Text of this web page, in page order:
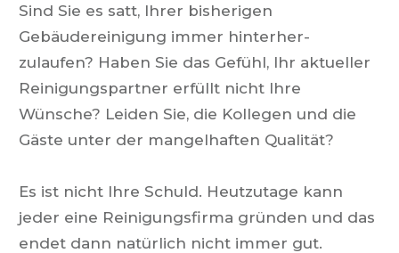
Sind Sie es satt, Ihrer bisherigen
Gebäudereinigung immer hinterher-
zulaufen? Haben Sie das Gefühl, Ihr aktueller
Reinigungspartner erfüllt nicht Ihre
Wünsche? Leiden Sie, die Kollegen und die
Gäste unter der mangelhaften Qualität?
Es ist nicht Ihre Schuld. Heutzutage kann
jeder eine Reinigungsfirma gründen und das
endet dann natürlich nicht immer gut.